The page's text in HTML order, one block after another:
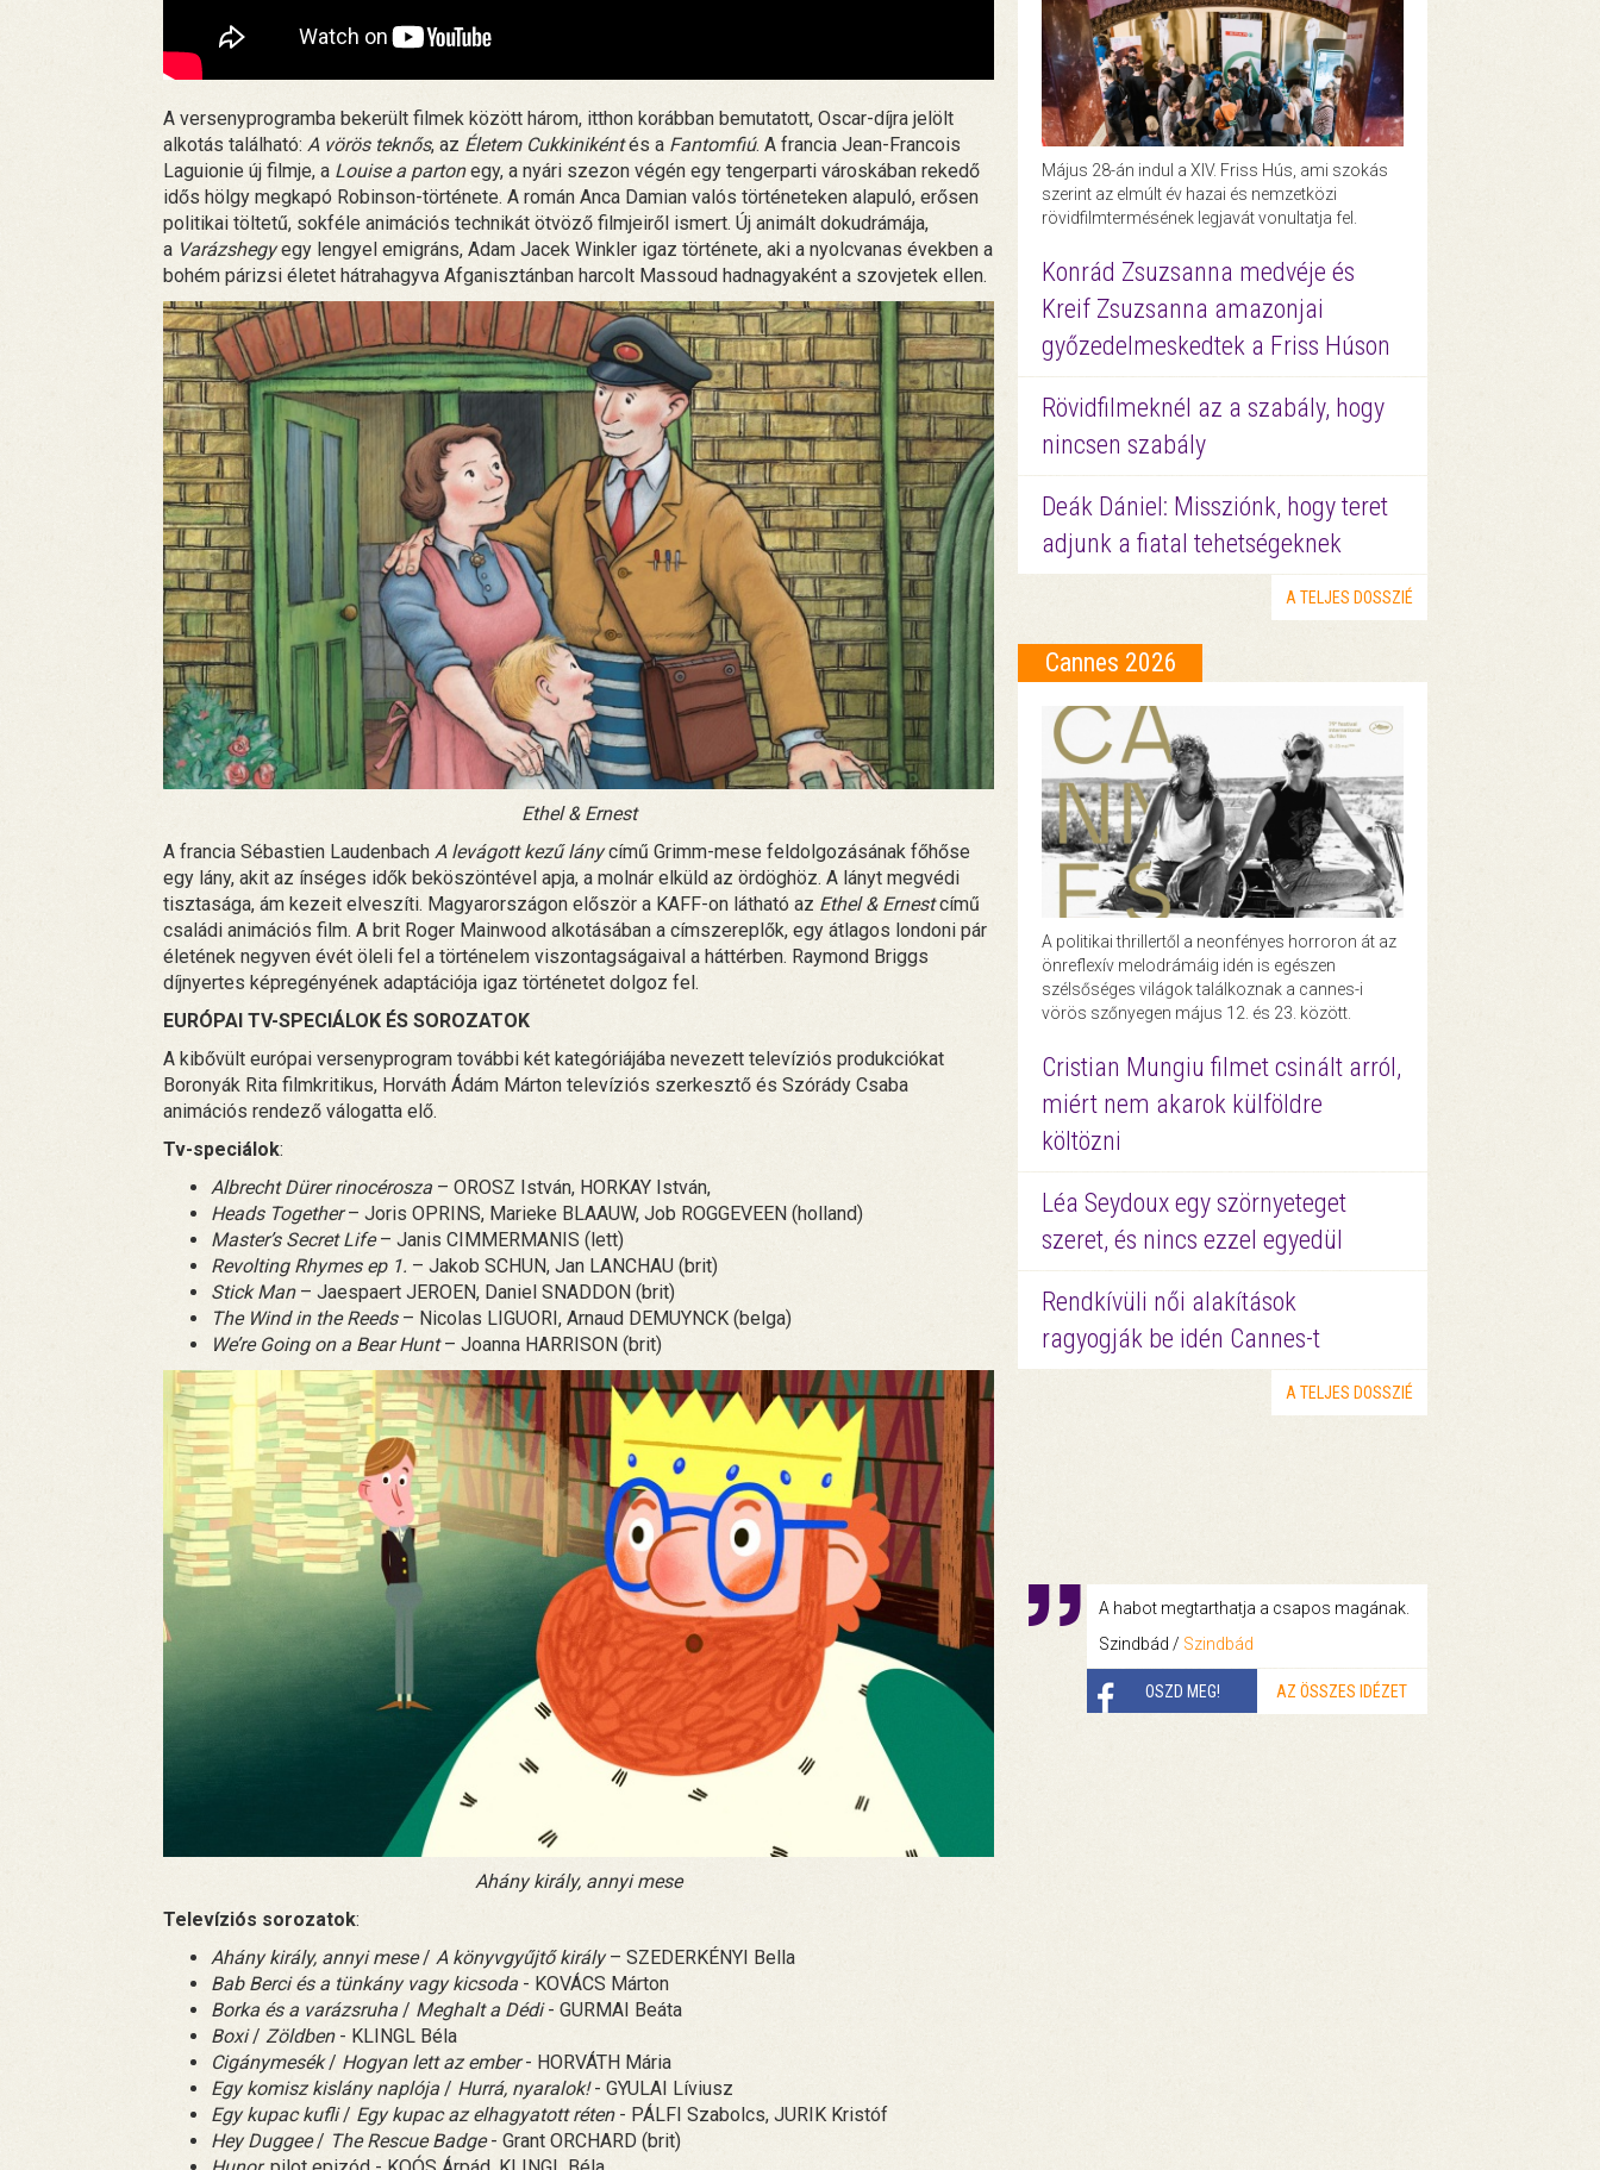
A versenyprogramba bekerült filmek között három, itthon korábban bemutatott, Oscar-díjra jelölt
alkotás található: A vörös teknős, az Életem Cukkinikéntés a Fantomfiú. A francia Jean-Francois
Laguionie új filmje, a Louise a partonegy, a nyári szezon végén egy tengerparti városkában rekedő
idős hölgy megkapó Robinson-története. A román Anca Damian valós történeteken alapuló, erősen
politikai töltetű, sokféle animációs technikát ötvöző filmjeiről ismert. Új animált dokudrámája,
a Varázshegyegy lengyel emigráns, Adam Jacek Winkler igaz története, aki a nyolcvanas években a
bohém párizsi életet hátrahagyva Afganisztánban harcolt Massoud hadnagyaként a szovjetek ellen.
Ethel & Ernest
A francia Sébastien Laudenbach A levágott kezű lánycímű Grimm-mese feldolgozásának főhőse
egy lány, akit az ínséges idők beköszöntével apja, a molnár elküld az ördöghöz. A lányt megvédi
tisztasága, ám kezeit elveszíti. Magyarországon először a KAFF-on látható az Ethel & Ernestcímű
családi animációs film. A brit Roger Mainwood alkotásában a címszereplők, egy átlagos londoni pár
életének negyven évét öleli fel a történelem viszontagságaival a háttérben. Raymond Briggs
díjnyertes képregényének adaptációja igaz történetet dolgoz fel.
EURÓPAI TV-SPECIÁLOK ÉS SOROZATOK
A kibővült európai versenyprogram további két kategóriájába nevezett televíziós produkciókat
Boronyák Rita filmkritikus, Horváth Ádám Márton televíziós szerkesztő és Szórády Csaba
animációs rendező válogatta elő.
Tv-speciálok:
Albrecht Dürer rinocérosza – OROSZ István, HORKAY István,
Heads Together– Joris OPRINS, Marieke BLAAUW, Job ROGGEVEEN (holland)
Master’s Secret Life– Janis CIMMERMANIS (lett)
Revolting Rhymes ep 1. – Jakob SCHUN, Jan LANCHAU (brit)
Stick Man– Jaespaert JEROEN, Daniel SNADDON (brit)
The Wind in the Reeds– Nicolas LIGUORI, Arnaud DEMUYNCK (belga)
We’re Going on a Bear Hunt– Joanna HARRISON (brit)
Ahány király, annyi mese
Televíziós sorozatok:
Ahány király, annyi mese/ A könyvgyűjtő király– SZEDERKÉNYI Bella
Bab Berci és a tünkány vagy kicsoda - KOVÁCS Márton
Borka és a varázsruha / Meghalt a Dédi- GURMAI Beáta
Boxi/ Zöldben- KLINGL Béla
Cigánymesék/ Hogyan lett az ember- HORVÁTH Mária
Egy komisz kislány naplója / Hurrá, nyaralok!- GYULAI Líviusz
Egy kupac kufli/ Egy kupac az elhagyatott réten- PÁLFI Szabolcs, JURIK Kristóf
Hey Duggee/ The Rescue Badge- Grant ORCHARD (brit)
Május 28-án indul a XIV. Friss Hús, ami szokás
szerint az elmúlt év hazai és nemzetközi
rövidfilmtermésének legjavát vonultatja fel.
Konrád Zsuzsanna medvéje és
Kreif Zsuzsanna amazonjai
győzedelmeskedtek a Friss Húson
Rövidfilmeknél az a szabály, hogy
nincsen szabály
Deák Dániel: Missziónk, hogy teret
adjunk a fiatal tehetségeknek
A TELJES DOSSZIÉ
Cannes 2026
A politikai thrillertől a neonfényes horroron át az
önreflexív melodrámáig idén is egészen
szélsőséges világok találkoznak a cannes-i
vörös szőnyegen május 12. és 23. között.
Cristian Mungiu filmet csinált arról,
miért nem akarok külföldre
költözni
Léa Seydoux egy szörnyeteget
szeret, és nincs ezzel egyedül
Rendkívüli női alakítások
ragyogják be idén Cannes-t
A TELJES DOSSZIÉ
A habot megtarthatja a csapos magának.
Szindbád / Szindbád
OSZD MEG! AZ ÖSSZES IDÉZET